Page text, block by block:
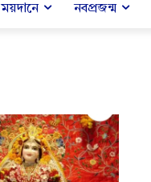
ময়দানে নবপ্রজন্ম